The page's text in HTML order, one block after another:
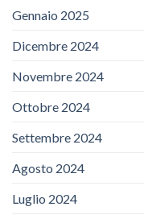
Gennaio 2025
Dicembre 2024
Novembre 2024
Ottobre 2024
Settembre 2024
Agosto 2024
Luglio 2024